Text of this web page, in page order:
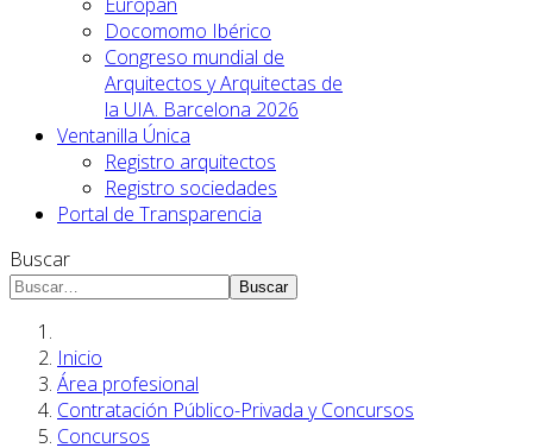
Docomomo Ibérico
Congreso mundial de
Arquitectos y Arquitectas de
la UIA. Barcelona 2026
Ventanilla Única
Registro arquitectos
Registro sociedades
Portal de Transparencia
Buscar
Buscar
Inicio
Área profesional
Contratación Público-Privada y Concursos
Concursos